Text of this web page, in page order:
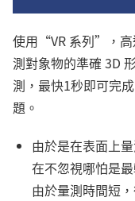
使用“VR 系列”，高
測對象物的準確 3D
測，最快1秒即可完
題。
由於是在表面上
在不忽視哪怕是
由於量測時間短